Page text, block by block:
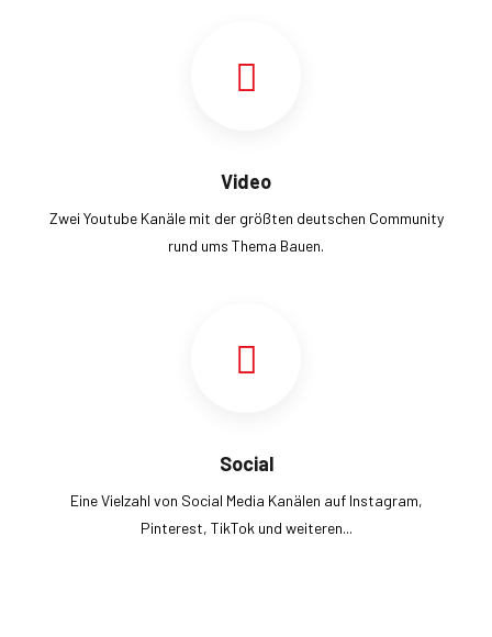
Video
Zwei Youtube Kanäle mit der größten deutschen Community
rund ums Thema Bauen.
Social
Eine Vielzahl von Social Media Kanälen auf Instagram,
Pinterest, TikTok und weiteren...